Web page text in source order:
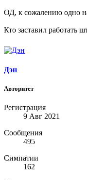
ОД, к сожалению одно
Кто заставил работать
Дэн
Авторитет
Регистрация
9 Авг 2021
Сообщения
495
Симпатии
162